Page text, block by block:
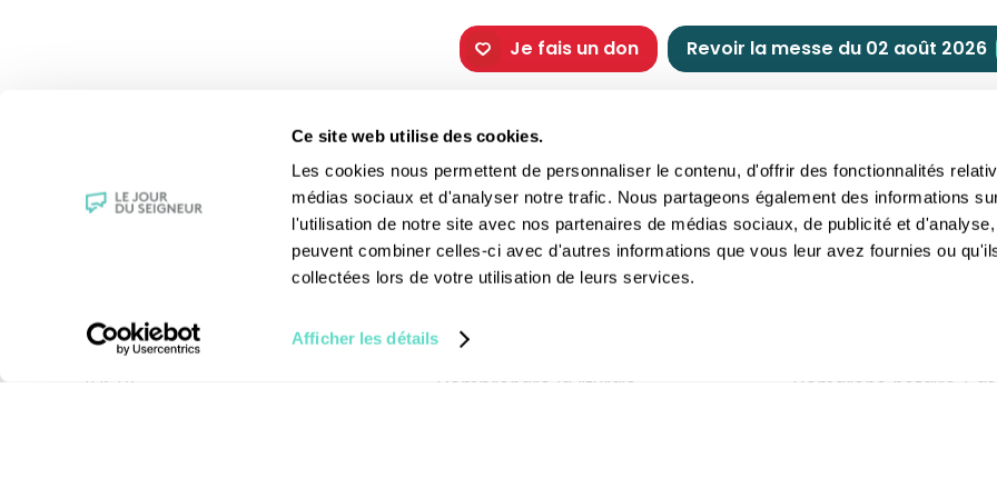
Ce site web utilise des cookies.
Les cookies nous permettent de personnaliser le contenu, d'offrir des fonctionnalités
médias sociaux et d'analyser notre trafic. Nous partageons également des informations
l'utilisation de notre site avec nos partenaires de médias sociaux, de publicité et
peuvent combiner celles-ci avec d'autres informations que vous leur avez fournies ou
collectées lors de votre utilisation de leurs services.
Afficher les détails
Je fais un don Revoir la messe du 02 août 2026
La messe
Magazine Le Jour du Seigneur
Générations Laudato Si’
Agenda Culturel
JDS.tv
Les fêtes chrétiennes
Les saints du jour
La Bible
Les sacrements
Le patrimoine religieux
Les recettes et traditions
Comprendre la liturgie
Comment nous
Faire un don
Réduction d’impôt
Philanthropie
Démarche notaire /